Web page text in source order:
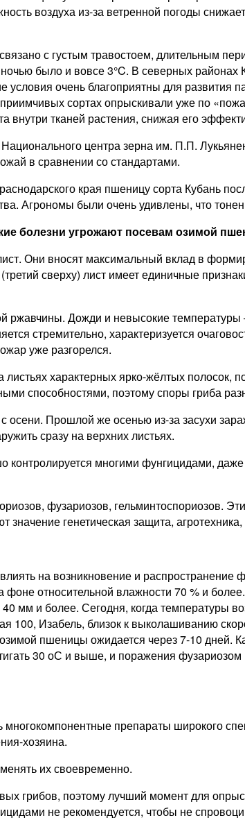
воздуха из-за ветренной погоды
с густым травостоем, длительным
было и вовсе 3°C. В северных
очень благоприятны для
сортах опрыскивали уже по
тканей растения, снижая его
центра зерна им. П.П.
в сравнении со стандартами.
края пшеницу сорта Кубань
Агрономы были очень удивлены, что
болезни угрожают посевам озимой
Они вносят максимальный вклад в
сверху) лист имеет единичные
Дожди и невысокие температуры
стремительно, характеризуется
уже разгорелся.
характерных ярко-жёлтых полосок,
способностями, поэтому споры гриба
Прошлой же осенью из-за засухи
сразу на верхних листьях.
контролируется многими фунгицидами,
фузариозов, гельминтоспориозов.
генетическая защита,
на возникновение и распространение
фоне относительной влажности 70 % и
мм и более. Сегодня, когда температуры
100, Изабель, близок к выколашиванию
пшеницы ожидается через 7-10 дней.
30 оС и выше, и поражения
препараты широкого
хозяина.
их своевременно.
грибов, поэтому лучший момент для
не рекомендуется, чтобы не